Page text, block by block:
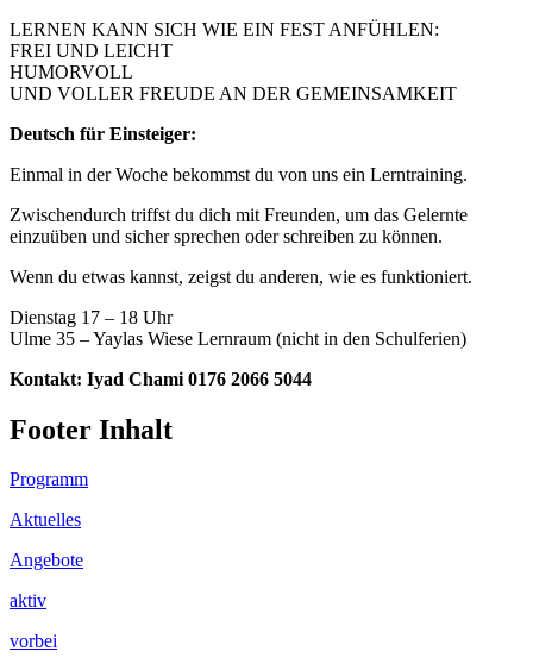
LERNEN KANN SICH WIE EIN FEST ANFÜHLEN:
FREI UND LEICHT
HUMORVOLL
UND VOLLER FREUDE AN DER GEMEINSAMKEIT
Deutsch für Einsteiger:
Einmal in der Woche bekommst du von uns ein Lerntraining.
Zwischendurch triffst du dich mit Freunden, um das Gelernte
einzuüben und sicher sprechen oder schreiben zu können.
Wenn du etwas kannst, zeigst du anderen, wie es funktioniert.
Dienstag 17 – 18 Uhr
Ulme 35 – Yaylas Wiese Lernraum (nicht in den Schulferien)
Kontakt: Iyad Chami 0176 2066 5044
Footer Inhalt
Programm
Aktuelles
Angebote
aktiv
vorbei